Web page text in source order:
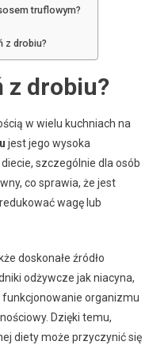
truflowym?
z drobiu?
z drobiu?
w wielu kuchniach na
jest jego wysoka
szczególnie dla osób
co sprawia, że jest
wagę lub
doskonałe źródło
odżywcze jak niacyna,
organizmu
Dzięki temu,
diety może przyczynić się